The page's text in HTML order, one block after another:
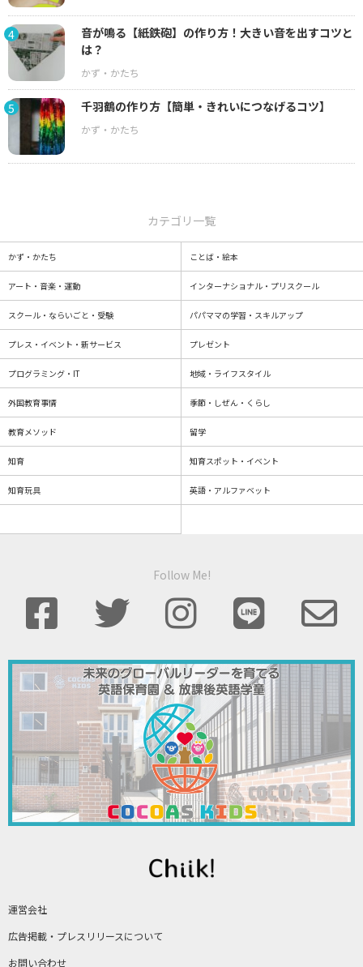
4
音が鳴る【紙鉄砲】の作り方！大きい音を出すコツと
は？
5 千羽鶴の作り方【簡単・きれいにつなげるコツ】
運営会社
広告掲載・プレスリリースについて
お問い合わせ
カテゴリ一覧
かず・かたち ことば・絵本
アート・音楽・運動 インターナショナル・プリスクール
スクール・ならいごと・受験 パパママの学習・スキルアップ
プレス・イベント・新サービス プレゼント
プログラミング・IT 地域・ライフスタイル
外国教育事情 季節・しぜん・くらし
教育メソッド 留学
知育 知育スポット・イベント
知育玩具 英語・アルファベット
Follow Me!